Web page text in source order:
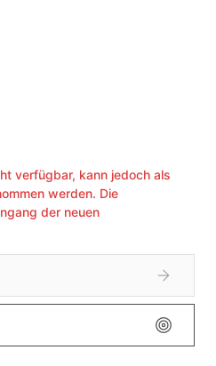
verfügbar, kann jedoch als
werden. Die
der neuen